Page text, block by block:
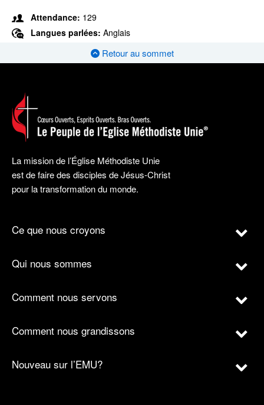
Attendance: 129
Langues parlées: Anglais
Retour au sommet
La mission de l’Église Méthodiste Unie
est de faire des disciples de Jésus-Christ
pour la transformation du monde.
Ce que nous croyons
Qui nous sommes
Comment nous servons
Comment nous grandissons
Nouveau sur l’EMU?